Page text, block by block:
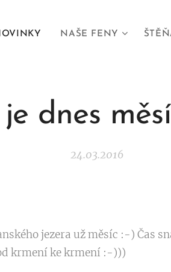
NAŠE FENY
dnes
24.03.2016
jezera už měsíc :-) Čas
krmení ke krmení :-)))